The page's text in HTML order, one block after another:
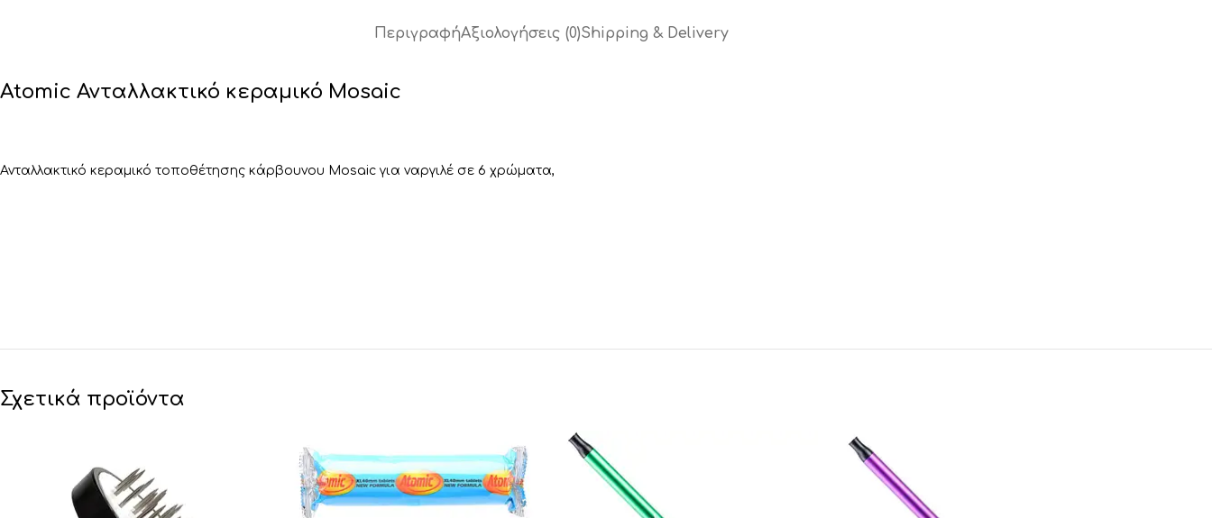
ΠεριγραφήΑξιολογήσεις (0)Shipping & Delivery
Atomic Ανταλλακτικό κεραμικό Mosaic
Ανταλλακτικό κεραμικό τοποθέτησης κάρβουνου Mosaic για ναργιλέ σε 6 χρώματα,
Σχετικά προϊόντα